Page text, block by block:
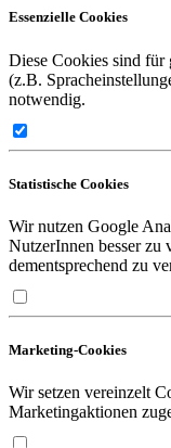
Essenzielle Cookies
Diese Cookies sind für
(z.B.
notwendig.
Statistische Cookies
Wir nutzen Google
NutzerInnen besser zu
dementsprechend zu
Marketing-Cookies
Wir setzen vereinzelt
Marketingaktionen